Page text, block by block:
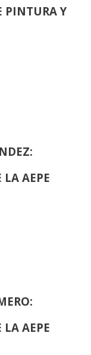
PINTURA Y
AEPE
AEPE